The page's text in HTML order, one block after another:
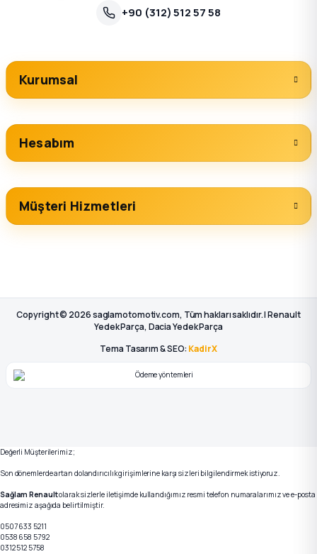
+90 (312) 512 57 58
Kurumsal
Hesabım
Müşteri Hizmetleri
Copyright © 2026 saglamotomotiv.com, Tüm hakları saklıdır. | Renault
Yedek Parça, Dacia Yedek Parça
Tema Tasarım & SEO: KadirX
Değerli Müşterilerimiz;
Son dönemlerde artan dolandırıcılık girişimlerine karşı sizleri bilgilendirmek istiyoruz.
Sağlam Renaultolarak sizlerle iletişimde kullandığımız resmi telefon numaralarımız ve e-posta
adresimiz aşağıda belirtilmiştir.
0507 633 5211
0538 658 5792
0312 512 5758